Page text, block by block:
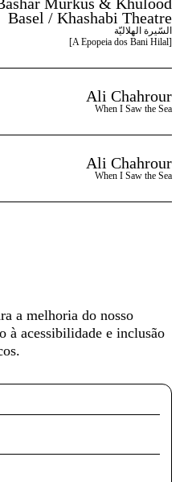
Basel / Khashabi Theatre
السّيرة الهلاليّة
[A Epopeia dos Bani Hilal]
Ali Chahrour
When I Saw the Sea
Ali Chahrour
When I Saw the Sea
a melhoria do nosso
à acessibilidade e inclusão